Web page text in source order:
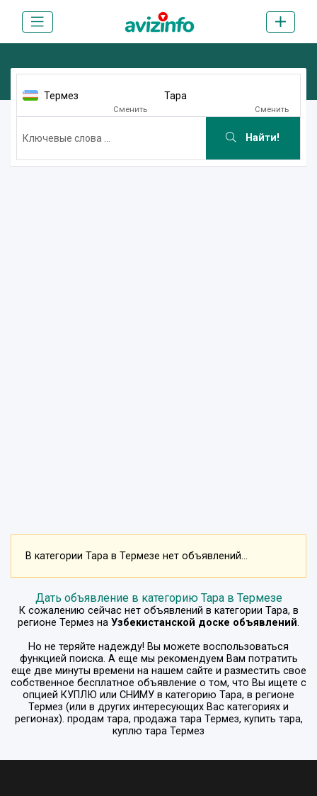
Термез
Сменить
Тара
Сменить
Найти!
В категории Тара в Термезе нет объявлений...
Дать объявление в категорию Тара в Термезе
К сожалению сейчас нет объявлений в категории Тара, в
регионе Термез на Узбекистанской доске объявлений.
Но не теряйте надежду! Вы можете воспользоваться
функцией поиска. А еще мы рекомендуем Вам потратить
еще две минуты времени на нашем сайте и разместить свое
собственное бесплатное объявление о том, что Вы ищете с
опцией КУПЛЮ или СНИМУ в категорию Тара, в регионе
Термез (или в других интересующих Вас категориях и
регионах). продам тара, продажа тара Термез, купить тара,
куплю тара Термез